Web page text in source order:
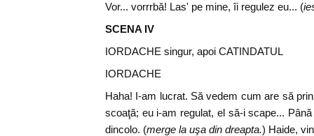
Vor... vorrrbă! Las' pe mine, îi regulez eu... (
SCENA IV
IORDACHE singur, apoi CATINDATUL
IORDACHE
Haha! I-am lucrat. Să vedem cum are să
scoaţă; eu i-am regulat, el să-i scape...
dincolo. (merge la uşa din dreapta.) Haide,